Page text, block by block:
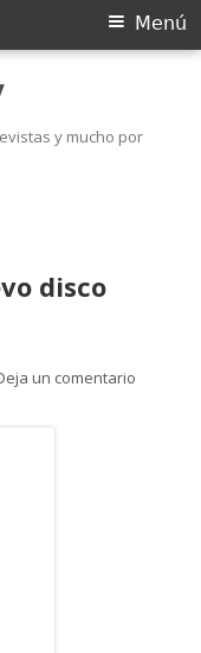
y mucho por
Menú
disco
un comentario